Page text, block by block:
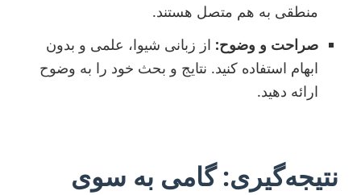
منطقی به هم متصل هستند.
صراحت و وضوح: از زبانی شیوا، علمی و بدون
ابهام استفاده کنید. نتایج و بحث خود را به وضوح
ارائه دهید.
نتیجه‌گیری: گامی به سوی